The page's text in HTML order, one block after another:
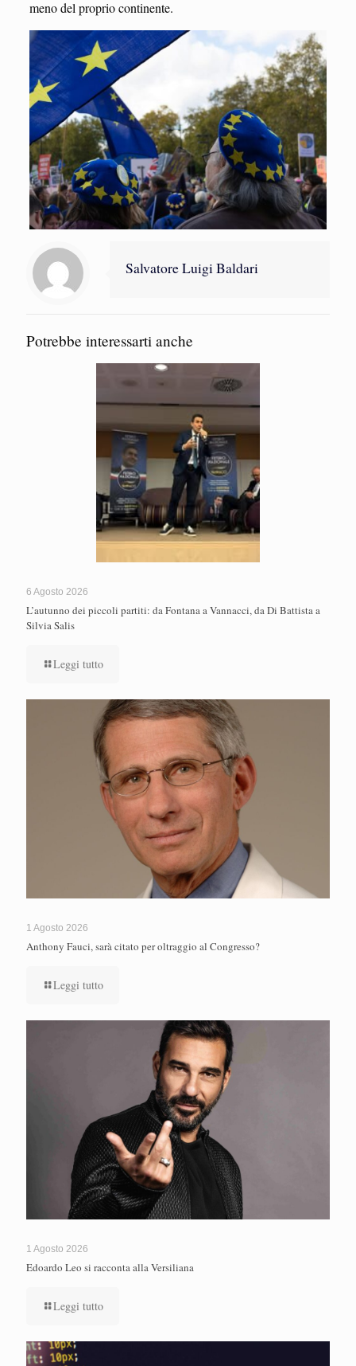
meno del proprio continente.
Salvatore Luigi Baldari
Potrebbe interessarti anche
6 Agosto 2026
L’autunno dei piccoli partiti: da Fontana a Vannacci, da Di Battista a
Silvia Salis
Leggi tutto
1 Agosto 2026
Anthony Fauci, sarà citato per oltraggio al Congresso?
Leggi tutto
1 Agosto 2026
Edoardo Leo si racconta alla Versiliana
Leggi tutto